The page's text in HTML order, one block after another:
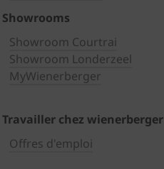
Showrooms
Showroom Courtrai
Showroom Londerzeel
MyWienerberger
Travailler chez wienerberger
Offres d'emploi